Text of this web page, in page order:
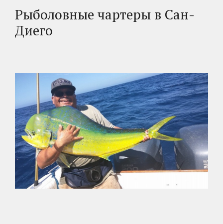
Рыболовные чартеры в Сан-
Диего